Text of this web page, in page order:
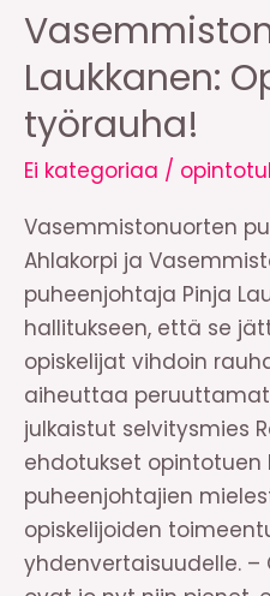
menneisyydestä
Laukkanen:
työrauha!
Ei kategoriaa /
Vasemmistonuorten
Ahlakorpi ja
puheenjohtaja Pinja
hallitukseen, että se
opiskelijat vihdoin
aiheuttaa
julkaistut selvitysmies
ehdotukset opintotuen
puheenjohtajien
opiskelijoiden
yhdenvertaisuudelle. –